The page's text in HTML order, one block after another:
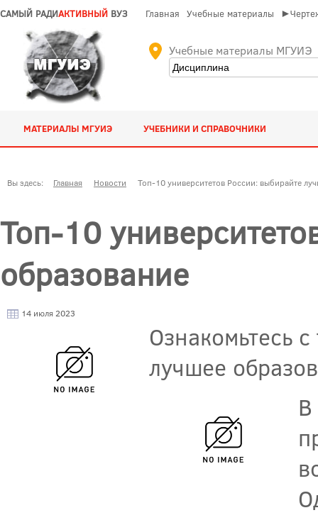
САМЫЙ РАДИАКТИВНЫЙ ВУЗ Главная Учебные материалы
Учебные материалы МГУИЭ
МАТЕРИАЛЫ МГУИЭ УЧЕБНИКИ И СПРАВОЧНИКИ
Вы здесь: Главная Новости Топ-10 университетов России: выбирайте
Топ-10
образование
14 июля 2023
Ознакомьтесь
лучшее
В